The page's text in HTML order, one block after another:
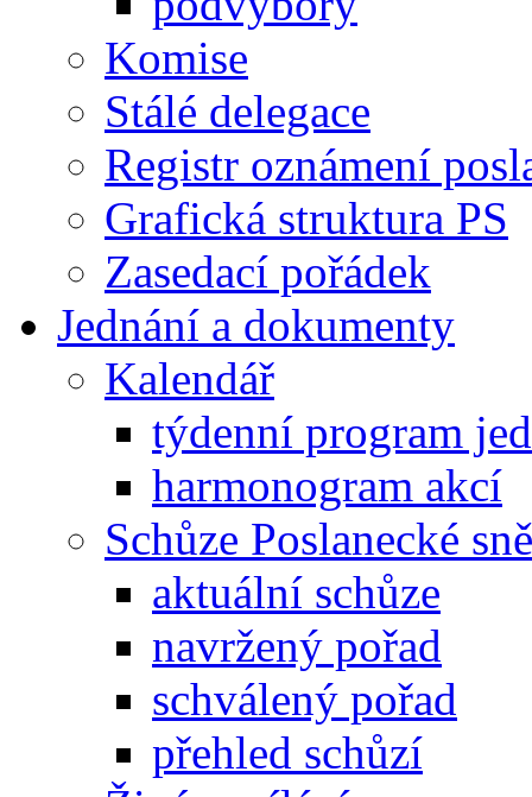
Komise
Stálé delegace
Registr oznámení
Grafická struktura PS
Zasedací pořádek
Jednání a dokumenty
Kalendář
týdenní program
harmonogram akcí
Schůze Poslanecké
aktuální schůze
navržený pořad
schválený pořad
přehled schůzí